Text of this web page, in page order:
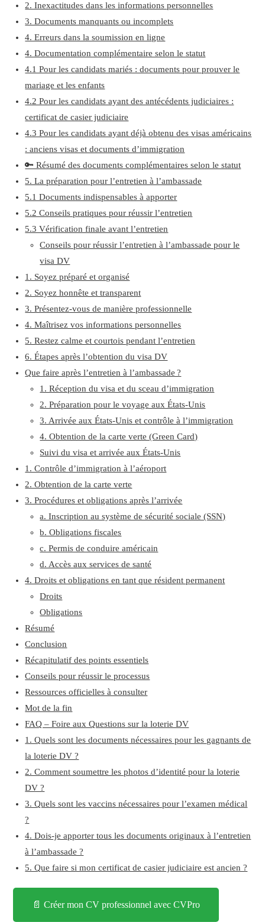
2. Inexactitudes dans les informations personnelles
3. Documents manquants ou incomplets
4. Erreurs dans la soumission en ligne
4. Documentation complémentaire selon le statut
4.1 Pour les candidats mariés : documents pour prouver le
mariage et les enfants
4.2 Pour les candidats ayant des antécédents judiciaires :
certificat de casier judiciaire
4.3 Pour les candidats ayant déjà obtenu des visas américains
: anciens visas et documents d’immigration
🔑 Résumé des documents complémentaires selon le statut
5. La préparation pour l’entretien à l’ambassade
5.1 Documents indispensables à apporter
5.2 Conseils pratiques pour réussir l’entretien
5.3 Vérification finale avant l’entretien
Conseils pour réussir l’entretien à l’ambassade pour le
visa DV
1. Soyez préparé et organisé
2. Soyez honnête et transparent
3. Présentez-vous de manière professionnelle
4. Maîtrisez vos informations personnelles
5. Restez calme et courtois pendant l’entretien
6. Étapes après l’obtention du visa DV
Que faire après l’entretien à l’ambassade ?
1. Réception du visa et du sceau d’immigration
2. Préparation pour le voyage aux États-Unis
3. Arrivée aux États-Unis et contrôle à l’immigration
4. Obtention de la carte verte (Green Card)
Suivi du visa et arrivée aux États-Unis
1. Contrôle d’immigration à l’aéroport
2. Obtention de la carte verte
3. Procédures et obligations après l’arrivée
a. Inscription au système de sécurité sociale (SSN)
b. Obligations fiscales
c. Permis de conduire américain
d. Accès aux services de santé
4. Droits et obligations en tant que résident permanent
Droits
Obligations
Résumé
Conclusion
Récapitulatif des points essentiels
Conseils pour réussir le processus
Ressources officielles à consulter
Mot de la fin
FAQ – Foire aux Questions sur la loterie DV
1. Quels sont les documents nécessaires pour les gagnants de
la loterie DV ?
2. Comment soumettre les photos d’identité pour la loterie
DV ?
3. Quels sont les vaccins nécessaires pour l’examen médical
?
4. Dois-je apporter tous les documents originaux à l’entretien
à l’ambassade ?
5. Que faire si mon certificat de casier judiciaire est ancien ?
📄 Créer mon CV professionnel avec CVPro